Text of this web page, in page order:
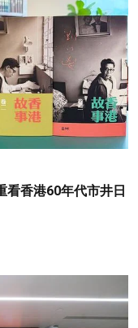
看香港60年代市井日